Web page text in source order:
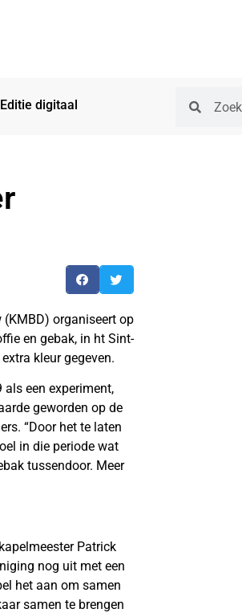
Editie digitaal
organiseert op
en gebak, in ht Sint-
kleur gegeven.
als een experiment,
geworden op de
“Door het te laten
in die periode wat
tussendoor. Meer
Patrick
nog uit met een
het aan om samen
samen te brengen